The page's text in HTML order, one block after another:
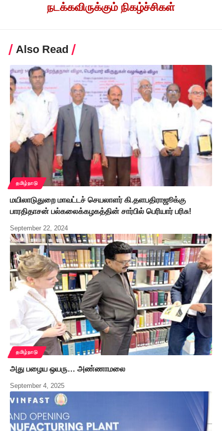
நடக்கவிருக்கும் நிகழ்ச்சிகள்
Also Read
தமிழ்நாடு
மயிலாடுதுறை மாவட்டச் செயலாளர் கி.தளபதிராஜூக்கு
பாரதிதாசன் பல்கலைக்கழகத்தின் சார்பில் பெரியார் பரிசு!
September 22, 2024
தமிழ்நாடு
அது பழைய ஒயரு… அண்ணாமலை
September 4, 2025